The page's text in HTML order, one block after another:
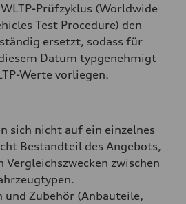
Prüfzyklus (Worldwide
Test Procedure) den
ersetzt, sodass für
Datum typgenehmigt
Werte vorliegen.
sich nicht auf ein einzelnes
Bestandteil des Angebots,
Vergleichszwecken zwischen
und Zubehör (Anbauteile,